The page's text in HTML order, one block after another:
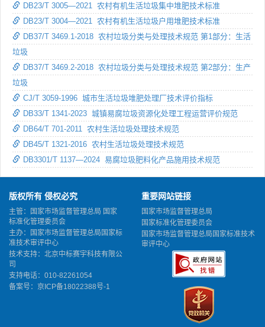
DB23/T 3005—2021 农村有机生活垃圾集中堆肥技术标准
DB23/T 3004—2021 农村有机生活垃圾户用堆肥技术标准
DB37/T 3469.1-2018 农村垃圾分类与处理技术规范 第1部分：生活
垃圾
DB37/T 3469.2-2018 农村垃圾分类与处理技术规范 第2部分：生产
垃圾
CJ/T 3059-1996 城市生活垃圾堆肥处理厂技术评价指标
DB33/T 1341-2023 城镇易腐垃圾资源化处理工程运营评价规范
DB64/T 701-2011 农村生活垃圾处理技术规范
DB45/T 1321-2016 农村生活垃圾处理技术规范
DB3301/T 1137—2024 易腐垃圾肥料化产品施用技术规范
版权所有 侵权必究
主管：国家市场监督管理总局 国家
标准化管理委员会
主办：国家市场监督管理总局国家标
准技术审评中心
技术支持：北京中标赛宇科技有限公
司
支持电话：010-82261054
备案号： 京ICP备18022388号-1
重要网站链接
国家市场监督管理总局
国家标准化管理委员会
国家市场监督管理总局国家标准技术
审评中心